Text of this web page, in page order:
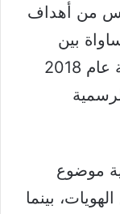
من أهداف
بين
الجنسين، بينما دعمت الدورة الثالثة عام 2018
موضوع
بينما